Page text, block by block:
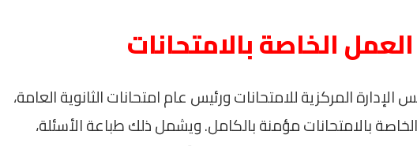
الخاصة بالامتحانات
الإدارة المركزية للامتحانات ورئيس عام امتحانات الثانوية العامة،
بالامتحانات مؤمنة بالكامل. ويشمل ذلك طباعة الأسئلة،